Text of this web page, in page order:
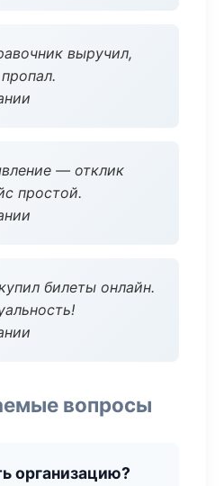
выручил,
— отклик
простой.
билеты онлайн.
вопросы
организацию?